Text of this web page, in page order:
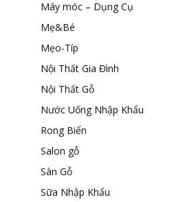
Máy móc – Dụng Cụ
Mẹ&Bé
Mẹo-Típ
Nội Thất Gia Đình
Nội Thất Gỗ
Nước Uống Nhập Khẩu
Rong Biển
Salon gỗ
Sàn Gỗ
Sữa Nhập Khẩu